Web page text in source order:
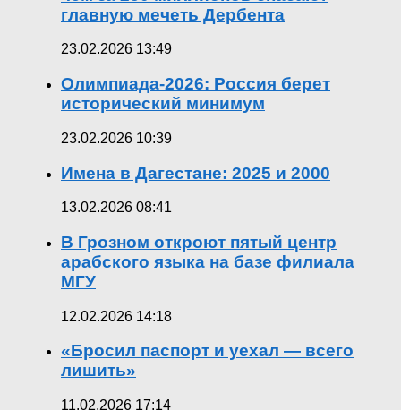
главную мечеть Дербента
23.02.2026 13:49
Олимпиада-2026: Россия берет
исторический минимум
23.02.2026 10:39
Имена в Дагестане: 2025 и 2000
13.02.2026 08:41
В Грозном откроют пятый центр
арабского языка на базе филиала
МГУ
12.02.2026 14:18
«Бросил паспорт и уехал — всего
лишить»
11.02.2026 17:14